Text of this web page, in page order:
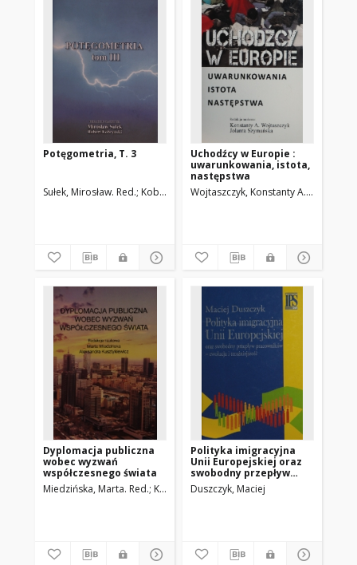
Potęgometria, T. 3
Sułek, Mirosław. Red. Kobryński, Robert. Red.
Uchodźcy w Europie :
uwarunkowania, istota,
następstwa
Wojtaszczyk, Konstanty A. Red.
Dyplomacja publiczna
wobec wyzwań
współczesnego świata
Miedzińska, Marta. Red. Kusztykiewicz, Aleksandra. Red.
Polityka imigracyjna
Unii Europejskiej oraz
swobodny przepływ
pracowników - ewolucja
i teraźniejszość
Duszczyk, Maciej